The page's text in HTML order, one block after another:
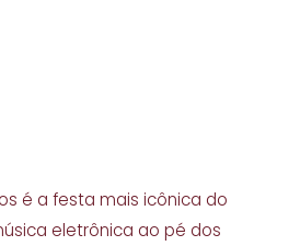
é a festa mais icônica do
eletrônica ao pé dos